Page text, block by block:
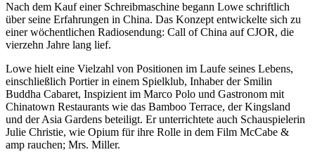
Nach dem Kauf einer Schreibmaschine begann Lowe schriftlich
über seine Erfahrungen in China. Das Konzept entwickelte sich zu
einer wöchentlichen Radiosendung: Call of China auf CJOR, die
vierzehn Jahre lang lief.
Lowe hielt eine Vielzahl von Positionen im Laufe seines Lebens,
einschließlich Portier in einem Spielklub, Inhaber der Smilin
Buddha Cabaret, Inspizient im Marco Polo und Gastronom mit
Chinatown Restaurants wie das Bamboo Terrace, der Kingsland
und der Asia Gardens beteiligt. Er unterrichtete auch Schauspielerin
Julie Christie, wie Opium für ihre Rolle in dem Film McCabe &
amp rauchen; Mrs. Miller.